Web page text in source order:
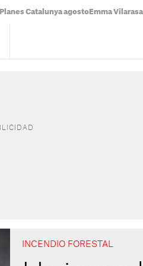
Planes Catalunya agosto Emma
INCENDIO FORESTAL